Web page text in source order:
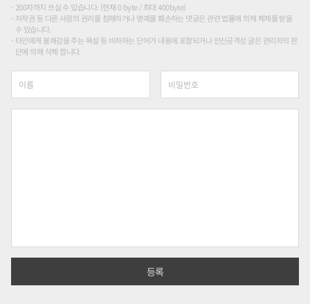
200자까지 쓰실 수 있습니다. (현재 0 byte / 최대 400byte)
저작권 등 다른 사람의 권리를 침해하거나 명예를 훼손하는 댓글은 관련 법률에 의해 제재를 받을
수 있습니다.
타인에게 불쾌감을 주는 욕설 등 비하하는 단어가 내용에 포함되거나 인신공격성 글은 관리자의 판
단에 의해 삭제 합니다.